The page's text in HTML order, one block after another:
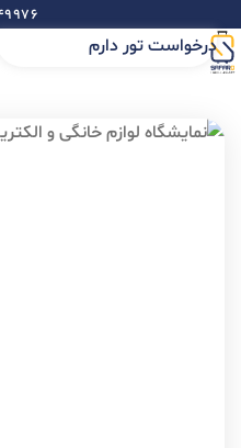
۰۲۱-
درخواست تور دارم